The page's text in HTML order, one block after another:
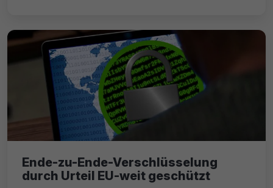
Ende-zu-Ende-Verschlüsselung
durch Urteil EU-weit geschützt